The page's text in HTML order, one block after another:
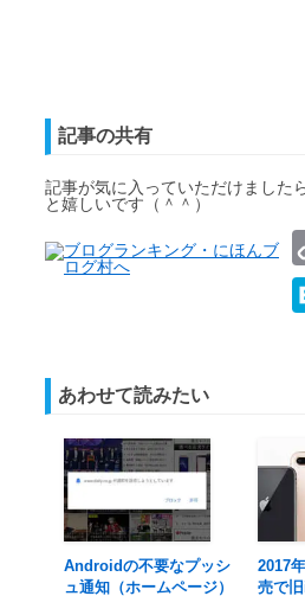
記事の共有
記事が気に入っていただけました
と嬉しいです（＾＾）
あわせて読みたい
Androidの不要なプッシ
ュ通知（ホームページ）
2017
売で